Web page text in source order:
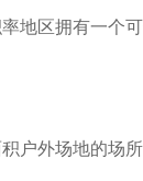
地区拥有一个
户外场地的场所